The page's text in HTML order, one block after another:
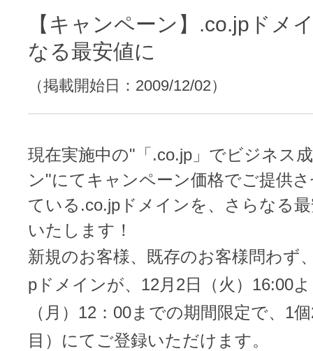
登録情報変更
ドメインの登録/更新/移管料金
料金一覧
ドメイン永久無料（ドメイン
こちら！）
ドメイン × サーバー同時登録
コラム
中古ドメインのSEO効果は？
必要なのはアイディアだけ！ 専門
も、AIにまかせてホームページを簡
AIホームページパック
WordPressテーマShop
お名前.comなら良質な有料
販価格より安くご購入いただけます
WordPressテーマShop
レンタルDNS/セカンダリDNS
DNS管理サービス
不要になったドメインを安全・簡単
あんしん廃止
管理画面内での操作制限を可能に
ドメインプロテクション
お名前.com Naviご利用ガイ
サーバー設定のご案内
設定ガイド一覧
不正利用の報告
SPAMや違法サイトの報告は
【キャンペーン】.co.jpドメ
なる最安値に
（掲載開始日：2009/12/02）
現在実施中の"「.co.jp」でビジネス
ン"にてキャンペーン価格でご提供
ている.co.jpドメインを、さらなる
いたします！
新規のお客様、既存のお客様問わず
pドメインが、12月2日（火）16:00
（月）12：00までの期間限定で、1
目）にてご登録いただけます。